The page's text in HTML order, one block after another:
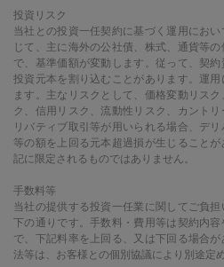
投資リスク
当社との投資一任契約に基づく運用にお
じて、主に海外の公社債、株式、通貨等
で、基準価額が変動します。従って、契約
投資元本を割り込むことがあります。運
ます。主なリスクとして、価格変動リス
ク、信用リスク、流動性リスク、カント
リバティブ取引等が用いられる場合、デ
等の額を上回る元本超過損が生じること
記に限定されるものではありません。
手数料等
当社の提供する投資一任業に関してご負
下の通りです。手数料・費用等は契約内
で、下記料率を上回る、又は下回る場合
法等は、お客様との個別協議により別途定